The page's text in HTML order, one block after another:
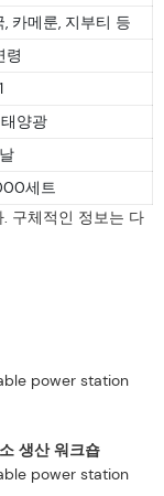
, 카메룬, 지부티 등
령
양광
세트
구체적인 정보는 다
생산 워크숍